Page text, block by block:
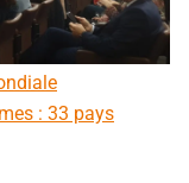
: 33 pays